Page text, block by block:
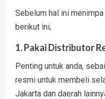
Sebelum hal ini
berikut ini;
1. Pakai Distributor
Penting untuk anda,
resmi untuk membeli
Jakarta dan daerah